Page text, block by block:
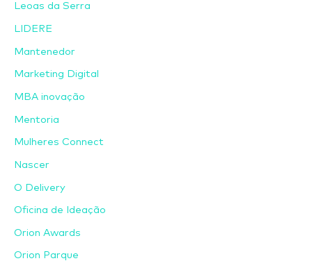
Leoas da Serra
LIDERE
Mantenedor
Marketing Digital
MBA inovação
Mentoria
Mulheres Connect
Nascer
O Delivery
Oficina de Ideação
Orion Awards
Orion Parque